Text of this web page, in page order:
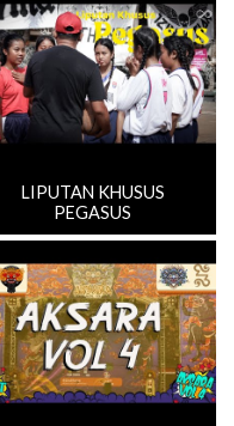
LIPUTAN KHUSUS
PEGASUS